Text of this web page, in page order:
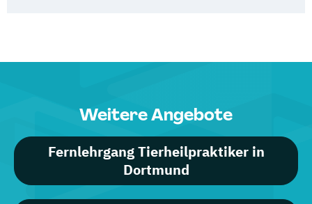
Weitere Angebote
Fernlehrgang Tierheilpraktiker in
Dortmund